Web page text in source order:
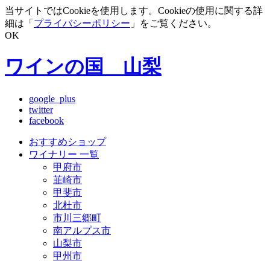
当サイトではCookieを使用します。Cookieの使用に関する詳
細は「 プライバシーポリシー 」をご覧ください。
OK
ワインの国 山梨
google_plus
twitter
facebook
おすすめショップ
ワイナリー 一覧
甲府市
韮崎市
甲斐市
北杜市
市川三郷町
南アルプス市
山梨市
甲州市